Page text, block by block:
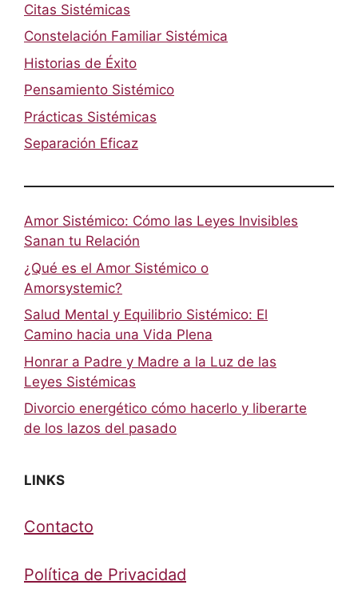
Citas Sistémicas
Constelación Familiar Sistémica
Historias de Éxito
Pensamiento Sistémico
Prácticas Sistémicas
Separación Eficaz
Amor Sistémico: Cómo las Leyes Invisibles
Sanan tu Relación
¿Qué es el Amor Sistémico o
Amorsystemic?
Salud Mental y Equilibrio Sistémico: El
Camino hacia una Vida Plena
Honrar a Padre y Madre a la Luz de las
Leyes Sistémicas
Divorcio energético cómo hacerlo y liberarte
de los lazos del pasado
LINKS
Contacto
Política de Privacidad